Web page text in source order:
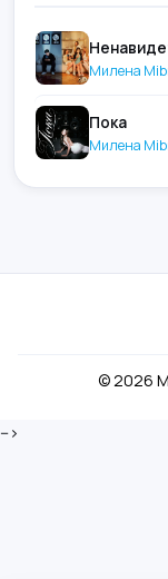
Милена
Пока
Милена
© 2026
-->